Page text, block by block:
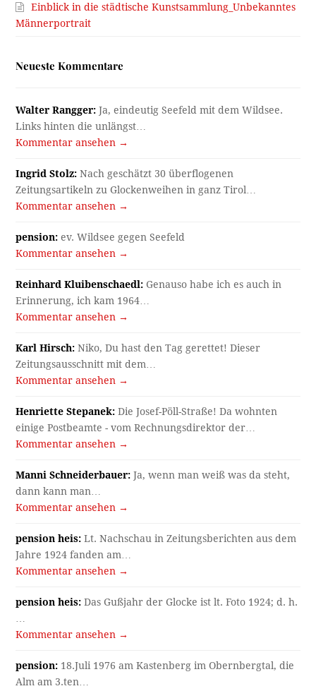
Einblick in die städtische Kunstsammlung_Unbekanntes
Männerportrait
Neueste Kommentare
Walter Rangger: Ja, eindeutig Seefeld mit dem Wildsee.
Links hinten die unlängst…
Kommentar ansehen →
Ingrid Stolz: Nach geschätzt 30 überflogenen
Zeitungsartikeln zu Glockenweihen in ganz Tirol…
Kommentar ansehen →
pension: ev. Wildsee gegen Seefeld
Kommentar ansehen →
Reinhard Kluibenschaedl: Genauso habe ich es auch in
Erinnerung, ich kam 1964…
Kommentar ansehen →
Karl Hirsch: Niko, Du hast den Tag gerettet! Dieser
Zeitungsausschnitt mit dem…
Kommentar ansehen →
Henriette Stepanek: Die Josef-Pöll-Straße! Da wohnten
einige Postbeamte - vom Rechnungsdirektor der…
Kommentar ansehen →
Manni Schneiderbauer: Ja, wenn man weiß was da steht,
dann kann man…
Kommentar ansehen →
pension heis: Lt. Nachschau in Zeitungsberichten aus dem
Jahre 1924 fanden am…
Kommentar ansehen →
pension heis: Das Gußjahr der Glocke ist lt. Foto 1924; d. h.
Kommentar ansehen →
pension: 18.Juli 1976 am Kastenberg im Obernbergtal, die
Alm am 3.ten…